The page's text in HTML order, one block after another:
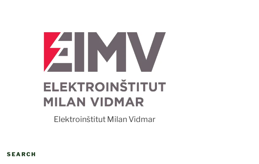
Elektroinštitut Milan Vidmar
SEARCH